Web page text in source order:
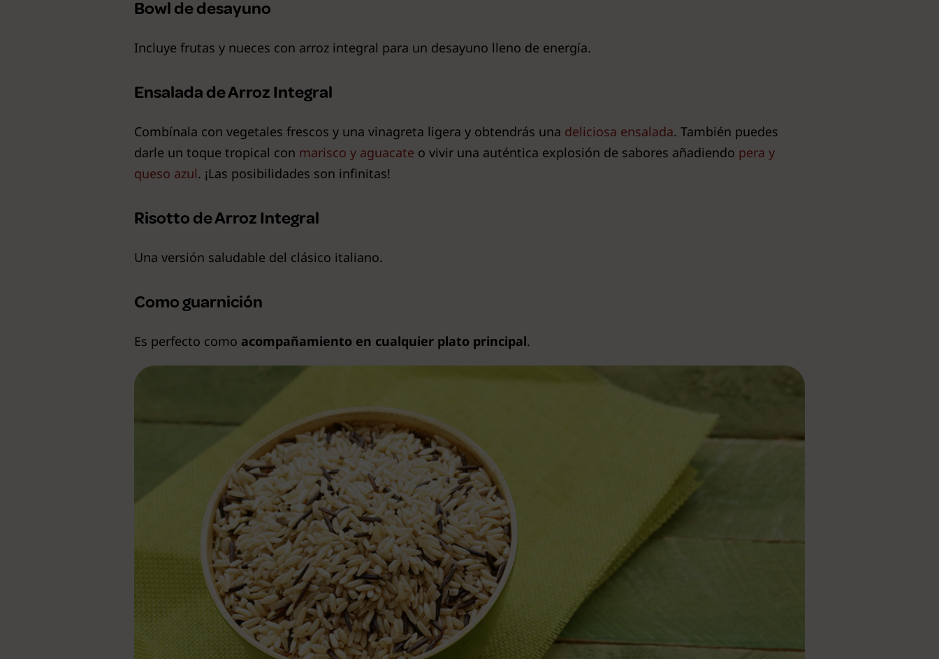
Bowl de desayuno
Incluye frutas y nueces con arroz integral para un desayuno lleno de energía.
Ensalada de Arroz Integral
Combínala con vegetales frescos y una vinagreta ligera y obtendrás una deliciosa ensalada. También puedes
darle un toque tropical con marisco y aguacate o vivir una auténtica explosión de sabores añadiendo pera y
queso azul. ¡Las posibilidades son infinitas!
Risotto de Arroz Integral
Una versión saludable del clásico italiano.
Como guarnición
Es perfecto como acompañamiento en cualquier plato principal.